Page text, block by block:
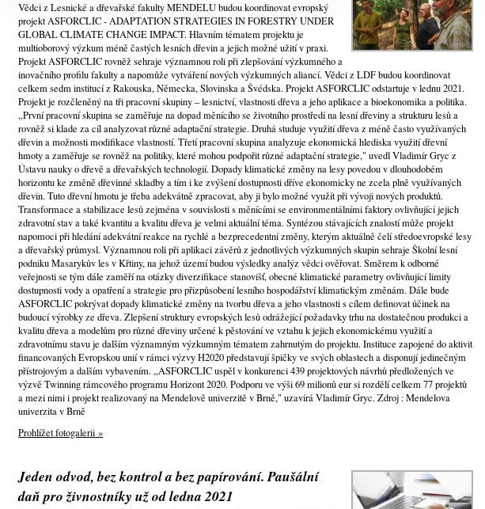
Vědci z Lesnické a dřevařské fakulty MENDELU budou koordinovat evropský
projekt ASFORCLIC - ADAPTATION STRATEGIES IN FORESTRY UNDER
GLOBAL CLIMATE CHANGE IMPACT. Hlavním tématem projektu je
multioborový výzkum méně častých lesních dřevin a jejich možné užití v praxi.
Projekt ASFORCLIC rovněž sehraje významnou roli při zlepšování výzkumného a
inovačního profilu fakulty a napomůže vytváření nových výzkumných aliancí. Vědci z LDF budou koordinovat
celkem sedm institucí z Rakouska, Německa, Slovinska a Švédska. Projekt ASFORCLIC odstartuje v lednu 2021.
Projekt je rozčleněný na tři pracovní skupiny – lesnictví, vlastnosti dřeva a jeho aplikace a bioekonomika a politika.
„První pracovní skupina se zaměřuje na dopad měnícího se životního prostředí na lesní dřeviny a strukturu lesů a
rovněž si klade za cíl analyzovat různé adaptační strategie. Druhá studuje využití dřeva z méně často využívaných
dřevin a možnosti modifikace vlastností. Třetí pracovní skupina analyzuje ekonomická hlediska využití dřevní
hmoty a zaměřuje se rovněž na politiky, které mohou podpořit různé adaptační strategie," uvedl Vladimír Gryc z
Ústavu nauky o dřevě a dřevařských technologií. Dopady klimatické změny na lesy povedou v dlouhodobém
horizontu ke změně dřevinné skladby a tím i ke zvýšení dostupnosti dříve ekonomicky ne zcela plně využívaných
dřevin. Tuto dřevní hmotu je třeba adekvátně zpracovat, aby ji bylo možné využít při vývoji nových produktů.
Transformace a stabilizace lesů zejména v souvislosti s měnícími se environmentálními faktory ovlivňující jejich
zdravotní stav a také kvantitu a kvalitu dřeva je velmi aktuální téma. Syntézou stávajících znalostí může projekt
napomoci při hledání adekvátní reakce na rychlé a bezprecedentní změny, kterým aktuálně čelí středoevropské lesy
a dřevařský průmysl. Významnou roli při aplikaci závěrů z jednotlivých výzkumných skupin sehraje Školní lesní
podniku Masarykův les v Křtiny, na jehož území budou výsledky analýz vědci ověřovat. Směrem k odborné
veřejnosti se tým dále zaměří na otázky diverzifikace stanovišť, obecné klimatické parametry ovlivňující limity
dostupnosti vody a opatření a strategie pro přizpůsobení lesního hospodářství klimatickým změnám. Dále bude
ASFORCLIC pokrývat dopady klimatické změny na tvorbu dřeva a jeho vlastnosti s cílem definovat účinek na
budoucí výrobky ze dřeva. Zlepšení struktury evropských lesů odrážející požadavky trhu na dostatečnou produkci a
kvalitu dřeva a modelům pro různé dřeviny určené k pěstování ve vztahu k jejich ekonomickému využití a
zdravotnímu stavu je dalším významným výzkumným tématem zahrnutým do projektu. Instituce zapojené do aktivit
financovaných Evropskou unií v rámci výzvy H2020 představují špičky ve svých oblastech a disponují jedinečným
přístrojovým a dalším vybavením. „ASFORCLIC uspěl v konkurenci 439 projektových návrhů předložených ve
výzvě Twinning rámcového programu Horizont 2020. Podporu ve výši 69 milionů eur si rozdělí celkem 77 projektů
a mezi nimi i projekt realizovaný na Mendelově univerzitě v Brně," uzavírá Vladimír Gryc. Zdroj : Mendelova
univerzita v Brně
Prohlížet fotogalerii »
Jeden odvod, bez kontrol a bez papírování. Paušální
daň pro živnostníky už od ledna 2021